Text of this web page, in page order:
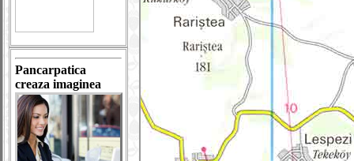
Pancarpatica
creaza imaginea